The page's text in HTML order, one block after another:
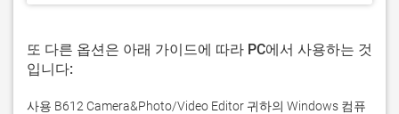
또 다른 옵션은 아래 가이드에 따라 PC에서 사용하는 것
입니다:
사용 B612 Camera&Photo/Video Editor 귀하의 Windows 컴퓨